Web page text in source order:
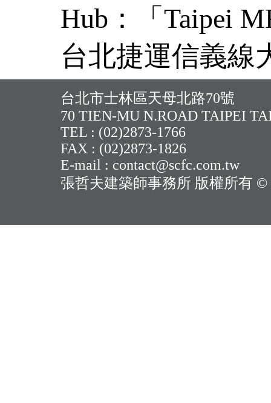
Hub：「Taipei
台北捷運信義線
SCFC《張哲夫
2019年6月_國際
Magazine
誌報導/張哲夫
台北市士林區天母北路70號
70 TIEN-MU N.ROAD TAIPEI
TEL : (02)2873-1766
FAX : (02)2873-1826
E-mail : contact@scfc.com.tw
張哲夫建築師事務所 版權所有 ©